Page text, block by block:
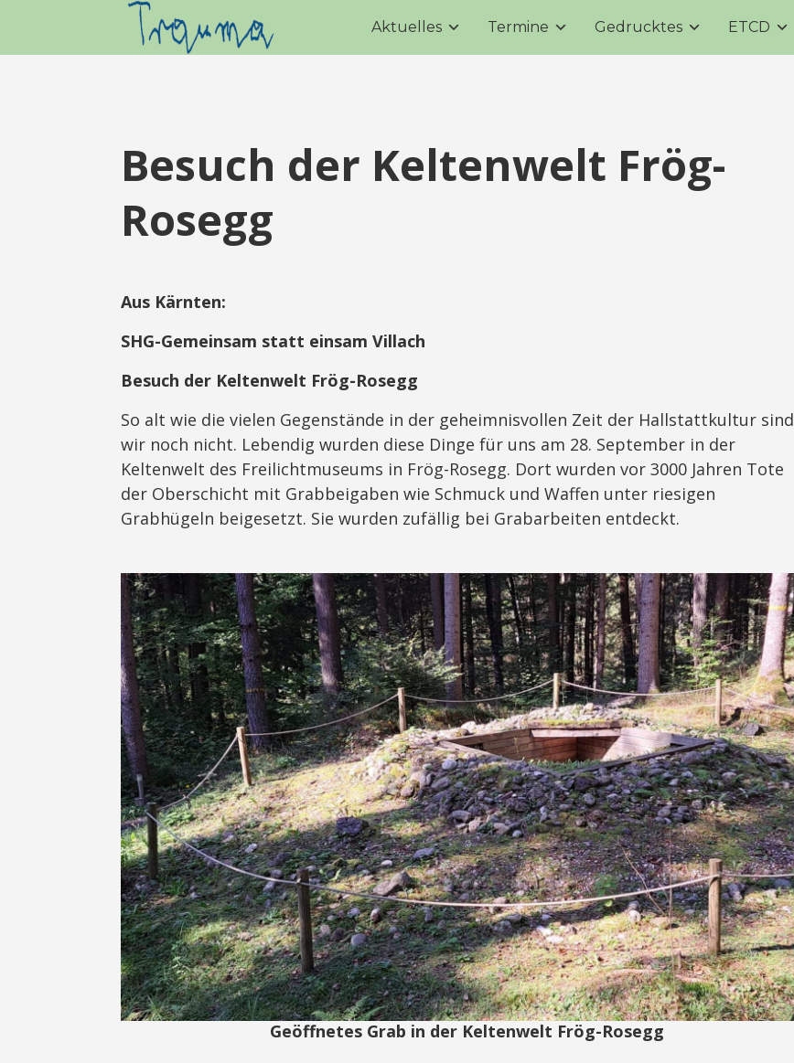
Aktuelles Termine Gedrucktes ETCD
Besuch der Keltenwelt Frög-
Rosegg
Aus Kärnten:
SHG-Gemeinsam statt einsam Villach
Besuch der Keltenwelt Frög-Rosegg
So alt wie die vielen Gegenstände in der geheimnisvollen Zeit der Hallstattkultur sind
wir noch nicht. Lebendig wurden diese Dinge für uns am 28. September in der
Keltenwelt des Freilichtmuseums in Frög-Rosegg. Dort wurden vor 3000 Jahren Tote
der Oberschicht mit Grabbeigaben wie Schmuck und Waffen unter riesigen
Grabhügeln beigesetzt. Sie wurden zufällig bei Grabarbeiten entdeckt.
Geöffnetes Grab in der Keltenwelt Frög-Rosegg